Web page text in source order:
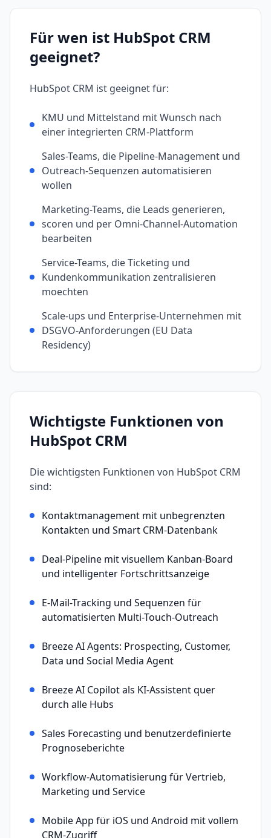
Für wen ist HubSpot CRM
geeignet?
HubSpot CRM ist geeignet für:
KMU und Mittelstand mit Wunsch nach
einer integrierten CRM-Plattform
Sales-Teams, die Pipeline-Management und
Outreach-Sequenzen automatisieren
wollen
Marketing-Teams, die Leads generieren,
scoren und per Omni-Channel-Automation
bearbeiten
Service-Teams, die Ticketing und
Kundenkommunikation zentralisieren
moechten
Scale-ups und Enterprise-Unternehmen mit
DSGVO-Anforderungen (EU Data
Residency)
Wichtigste Funktionen von
HubSpot CRM
Die wichtigsten Funktionen von HubSpot CRM
sind:
Kontaktmanagement mit unbegrenzten
Kontakten und Smart CRM-Datenbank
Deal-Pipeline mit visuellem Kanban-Board
und intelligenter Fortschrittsanzeige
E-Mail-Tracking und Sequenzen für
automatisierten Multi-Touch-Outreach
Breeze AI Agents: Prospecting, Customer,
Data und Social Media Agent
Breeze AI Copilot als KI-Assistent quer
durch alle Hubs
Sales Forecasting und benutzerdefinierte
Prognoseberichte
Workflow-Automatisierung für Vertrieb,
Marketing und Service
Mobile App für iOS und Android mit vollem
CRM-Zugriff